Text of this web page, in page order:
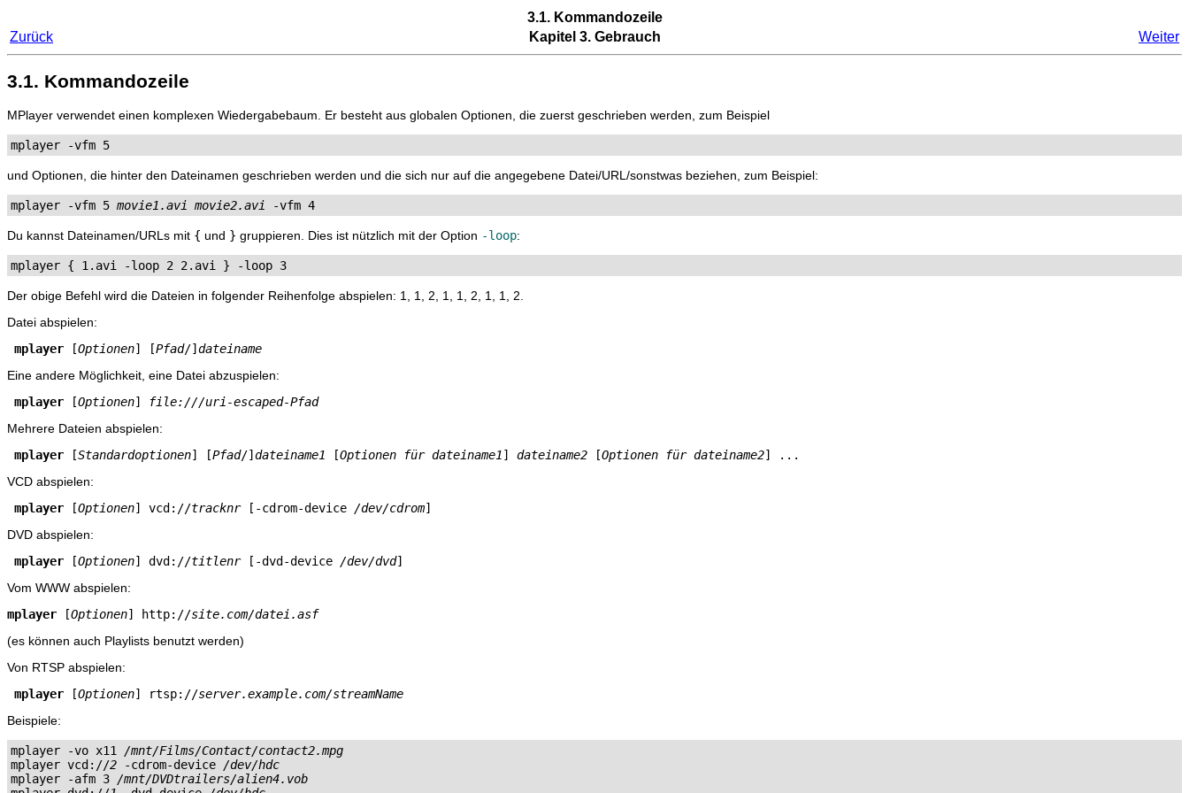
3.1. Kommandozeile
Zurück
Kapitel 3. Gebrauch Weiter
3.1. Kommandozeile
MPlayer verwendet einen komplexen Wiedergabebaum. Er besteht aus globalen Optionen, die zuerst geschrieben werden, zum Beispiel
mplayer -vfm 5
und Optionen, die hinter den Dateinamen geschrieben werden und die sich nur auf die angegebene Datei/URL/sonstwas beziehen, zum Beispiel:
mplayer -vfm 5 movie1.avi movie2.avi -vfm 4
Du kannst Dateinamen/URLs mit { und } gruppieren. Dies ist nützlich mit der Option -loop:
mplayer { 1.avi -loop 2 2.avi } -loop 3
Der obige Befehl wird die Dateien in folgender Reihenfolge abspielen: 1, 1, 2, 1, 1, 2, 1, 1, 2.
Datei abspielen:
mplayer [Optionen] [Pfad/] dateiname
Eine andere Möglichkeit, eine Datei abzuspielen:
mplayer [Optionen]
file:///uri-escaped-Pfad
Mehrere Dateien abspielen:
mplayer [Standardoptionen] [Pfad/] dateiname1 [Optionen für dateiname1] dateiname2 [Optionen für dateiname2] ...
VCD abspielen:
mplayer [Optionen] vcd://tracknr [-cdrom-device /dev/cdrom]
DVD abspielen:
mplayer [Optionen] dvd://titlenr [-dvd-device /dev/dvd]
Vom WWW abspielen:
mplayer [Optionen] http://site.com/datei.asf
(es können auch Playlists benutzt werden)
Von RTSP abspielen:
mplayer [Optionen] rtsp://server.example.com/streamName
Beispiele:
mplayer -vo x11 /mnt/Films/Contact/contact2.mpg
mplayer vcd://2 -cdrom-device /dev/hdc
mplayer -afm 3 /mnt/DVDtrailers/alien4.vob